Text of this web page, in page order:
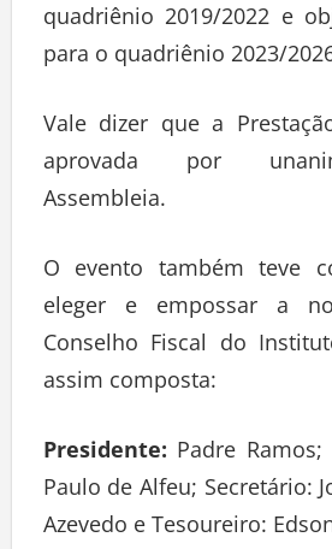
quadriênio 2019/2022 e
para o quadriênio 2023/
Vale dizer que a
aprovada por
Assembleia.
O evento também teve
eleger e empossar a
Conselho Fiscal do
assim composta:
Presidente: Padre Ramos;
Paulo de Alfeu; Secretário:
Azevedo e Tesoureiro: